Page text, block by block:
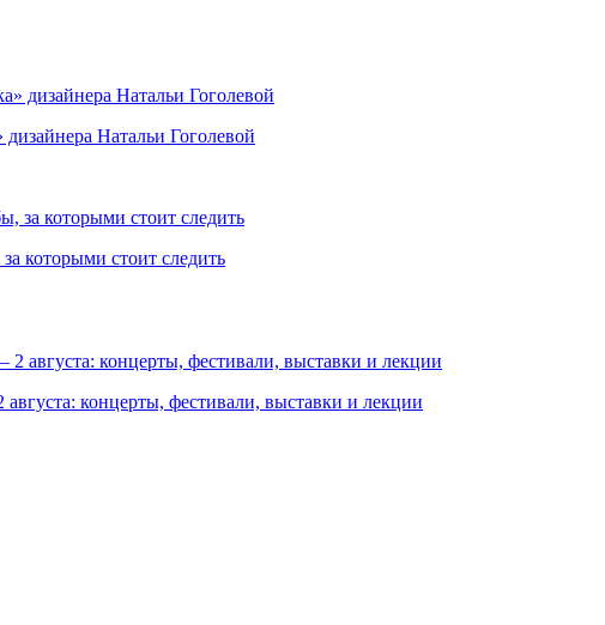
Натальи Гоголевой
которыми стоит следить
концерты, фестивали, выставки и лекции